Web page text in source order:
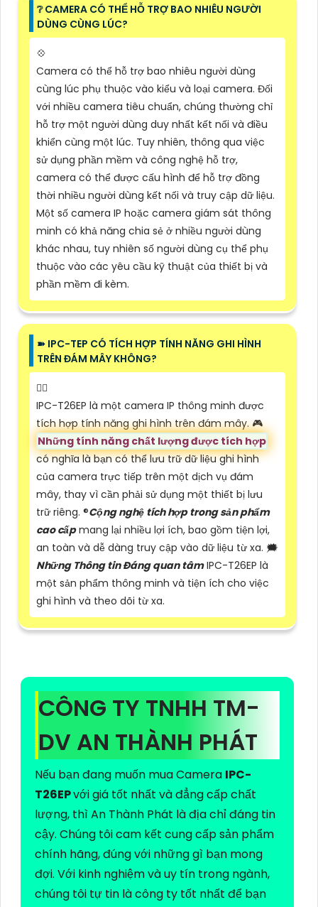
❔ CAMERA CÓ THỂ HỖ TRỢ BAO NHIÊU NGƯỜI
DÙNG CÙNG LÚC?
💠
Camera có thể hỗ trợ bao nhiêu người dùng
cùng lúc phụ thuộc vào kiểu và loại camera. Đối
với nhiều camera tiêu chuẩn, chúng thường chỉ
hỗ trợ một người dùng duy nhất kết nối và điều
khiển cùng một lúc. Tuy nhiên, thông qua việc
sử dụng phần mềm và công nghệ hỗ trợ,
camera có thể được cấu hình để hỗ trợ đồng
thời nhiều người dùng kết nối và truy cập dữ liệu.
Một số camera IP hoặc camera giám sát thông
minh có khả năng chia sẻ ở nhiều người dùng
khác nhau, tuy nhiên số người dùng cụ thể phụ
thuộc vào các yêu cầu kỹ thuật của thiết bị và
phần mềm đi kèm.
➽ IPC-TEP CÓ TÍCH HỢP TÍNH NĂNG GHI HÌNH
TRÊN ĐÁM MÂY KHÔNG?
❤️‍💋‍
IPC-T26EP là một camera IP thông minh được
tích hợp tính năng ghi hình trên đám mây. 🎮
Những tính năng chất lượng được tích hợp
có nghĩa là bạn có thể lưu trữ dữ liệu ghi hình
của camera trực tiếp trên một dịch vụ đám
mây, thay vì cần phải sử dụng một thiết bị lưu
trữ riêng. ®️Cộng nghệ tích hợp trong sản phẩm
cao cấpmang lại nhiều lợi ích, bao gồm tiện lợi,
an toàn và dễ dàng truy cập vào dữ liệu từ xa. 🗯️
Những Thông tin Đáng quan tâmIPC-T26EP là
một sản phẩm thông minh và tiện ích cho việc
ghi hình và theo dõi từ xa.
CÔNG TY TNHH TM-
DV AN THÀNH PHÁT
Nếu bạn đang muốn mua Camera IPC-
T26EPvới giá tốt nhất và đẳng cấp chất
lượng, thì An Thành Phát là địa chỉ đáng tin
cậy. Chúng tôi cam kết cung cấp sản phẩm
chính hãng, đúng với những gì bạn mong
đợi. Với kinh nghiệm và uy tín trong ngành,
chúng tôi tự tin là công ty tốt nhất để bạn